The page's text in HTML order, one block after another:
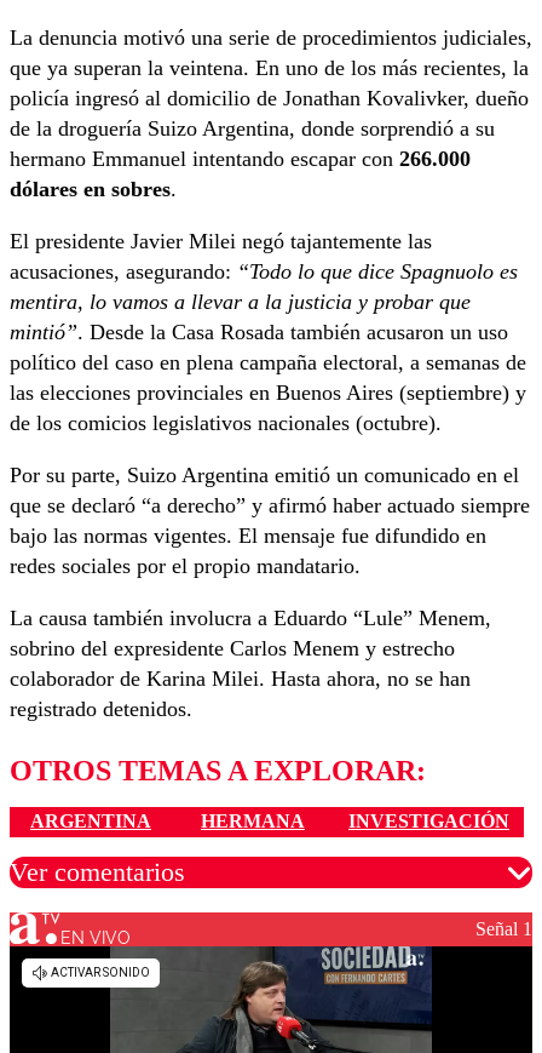
La denuncia motivó una serie de procedimientos judiciales,
que ya superan la veintena. En uno de los más recientes, la
policía ingresó al domicilio de Jonathan Kovalivker, dueño
de la droguería Suizo Argentina, donde sorprendió a su
hermano Emmanuel intentando escapar con 266.000
dólares en sobres.
El presidente Javier Milei negó tajantemente las
acusaciones, asegurando: “Todo lo que dice Spagnuolo es
mentira, lo vamos a llevar a la justicia y probar que
mintió”. Desde la Casa Rosada también acusaron un uso
político del caso en plena campaña electoral, a semanas de
las elecciones provinciales en Buenos Aires (septiembre) y
de los comicios legislativos nacionales (octubre).
Por su parte, Suizo Argentina emitió un comunicado en el
que se declaró “a derecho” y afirmó haber actuado siempre
bajo las normas vigentes. El mensaje fue difundido en
redes sociales por el propio mandatario.
La causa también involucra a Eduardo “Lule” Menem,
sobrino del expresidente Carlos Menem y estrecho
colaborador de Karina Milei. Hasta ahora, no se han
registrado detenidos.
OTROS TEMAS A EXPLORAR:
ARGENTINA HERMANA INVESTIGACIÓN
Ver comentarios
Los comentarios son moderados para garantizar un
diálogo respetuoso.
EN VIVO Señal 1